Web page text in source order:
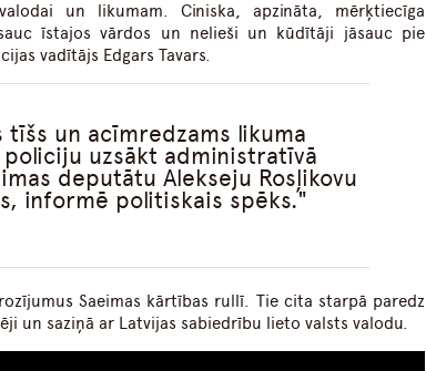
un likumam. Ciniska, apzināta, mērķtiecīga
īstajos vārdos un nelieši un kūdītāji jāsauc pie
vadītājs Edgars Tavars.
un acīmredzams likuma
uzsākt administratīvā
deputātu Alekseju Rosļikovu
informē politiskais spēks.
Saeimas kārtības rullī. Tie cita starpā paredz
un saziņā ar Latvijas sabiedrību lieto valsts valodu.